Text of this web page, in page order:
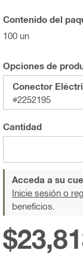
Contenido del
100 un
Opciones de
Conector
#2252195
Cantidad
Acceda a su
Inicie sesión o
beneficios.